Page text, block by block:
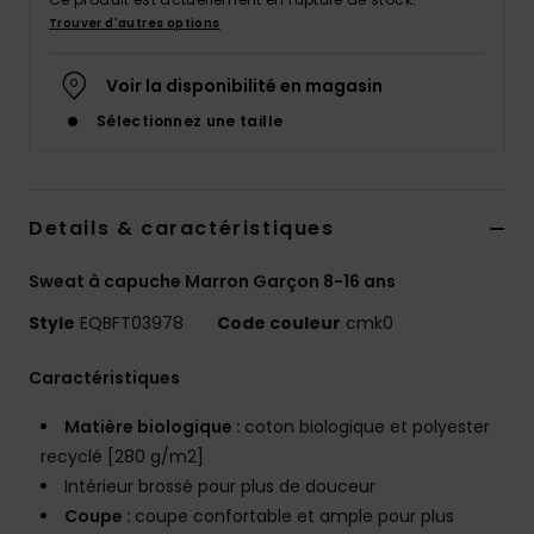
Trouver d'autres options
Voir la disponibilité en magasin
Sélectionnez une taille
Details & caractéristiques
Sweat à capuche Marron Garçon 8-16 ans
Style EQBFT03978 Code couleur cmk0
Caractéristiques
Matière biologique : coton biologique et polyester
recyclé [280 g/m2]
Intérieur brossé pour plus de douceur
Coupe : coupe confortable et ample pour plus